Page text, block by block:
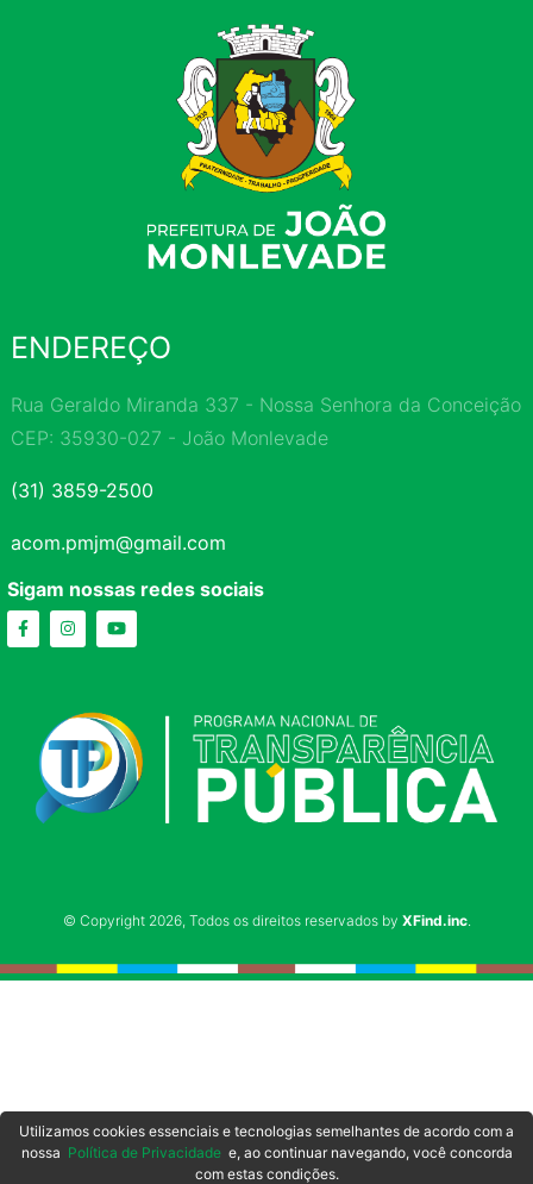
ENDEREÇO
Rua Geraldo Miranda 337 - Nossa Senhora da Conceição
CEP: 35930-027 - João Monlevade
(31) 3859-2500
acom.pmjm@gmail.com
Sigam nossas redes sociais
© Copyright 2026, Todos os direitos reservados by XFind.inc.
Utilizamos cookies essenciais e tecnologias semelhantes de acordo com a
nossa Política de Privacidadee, ao continuar navegando, você concorda
com estas condições.